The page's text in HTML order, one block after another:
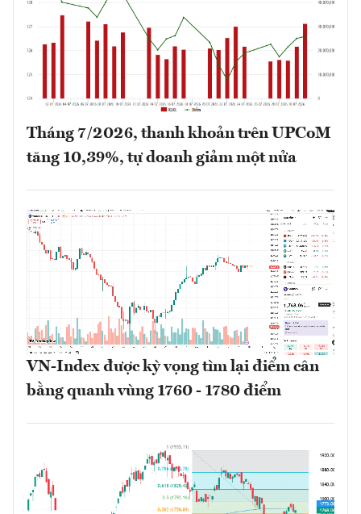
Tháng 7/2026, thanh khoản trên UPCoM
tăng 10,39%, tự doanh giảm một nửa
VN-Index được kỳ vọng tìm lại điểm cân
bằng quanh vùng 1760 - 1780 điểm